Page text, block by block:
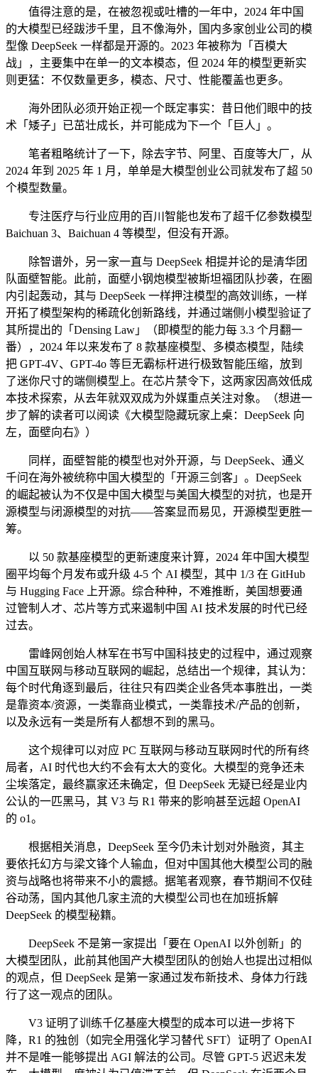
值得注意的是，在被忽视或吐槽的一年中，2024 年中国
的大模型已经跋涉千里，且不像海外，国内多家创业公司的模
型像 DeepSeek 一样都是开源的。2023 年被称为「百模大
战」，主要集中在单一的文本模态，但 2024 年的模型更新实
则更猛：不仅数量更多，模态、尺寸、性能覆盖也更多。
海外团队必须开始正视一个既定事实：昔日他们眼中的技
术「矮子」已茁壮成长，并可能成为下一个「巨人」。
笔者粗略统计了一下，除去字节、阿里、百度等大厂，从
2024 年到 2025 年 1 月，单单是大模型创业公司就发布了超 50
个模型数量。
专注医疗与行业应用的百川智能也发布了超千亿参数模型
Baichuan 3、Baichuan 4 等模型，但没有开源。
除智谱外，另一家一直与 DeepSeek 相提并论的是清华团
队面壁智能。此前，面壁小钢炮模型被斯坦福团队抄袭，在圈
内引起轰动，其与 DeepSeek 一样押注模型的高效训练，一样
开拓了模型架构的稀疏化创新路线，并通过端侧小模型验证了
其所提出的「Densing Law」（即模型的能力每 3.3 个月翻一
番），2024 年以来发布了 8 款基座模型、多模态模型，陆续
把 GPT-4V、GPT-4o 等巨无霸标杆进行极致智能压缩，放到
了迷你尺寸的端侧模型上。在芯片禁令下，这两家因高效低成
本技术探索，从去年就双双成为外媒重点关注对象。（想进一
步了解的读者可以阅读《大模型隐藏玩家上桌：DeepSeek 向
左，面壁向右》）
同样，面壁智能的模型也对外开源，与 DeepSeek、通义
千问在海外被统称中国大模型的「开源三剑客」。DeepSeek
的崛起被认为不仅是中国大模型与美国大模型的对抗，也是开
源模型与闭源模型的对抗——答案显而易见，开源模型更胜一
筹。
以 50 款基座模型的更新速度来计算，2024 年中国大模型
圈平均每个月发布或升级 4-5 个 AI 模型，其中 1/3 在 GitHub
与 Hugging Face 上开源。综合种种，不难推断，美国想要通
过管制人才、芯片等方式来遏制中国 AI 技术发展的时代已经
过去。
雷峰网创始人林军在书写中国科技史的过程中，通过观察
中国互联网与移动互联网的崛起，总结出一个规律，其认为：
每个时代角逐到最后，往往只有四类企业各凭本事胜出，一类
是靠资本/资源，一类靠商业模式，一类靠技术/产品的创新，
以及永远有一类是所有人都想不到的黑马。
这个规律可以对应 PC 互联网与移动互联网时代的所有终
局者，AI 时代也大约不会有太大的变化。大模型的竞争还未
尘埃落定，最终赢家还未确定，但 DeepSeek 无疑已经是业内
公认的一匹黑马，其 V3 与 R1 带来的影响甚至远超 OpenAI
的 o1。
根据相关消息，DeepSeek 至今仍未计划对外融资，其主
要依托幻方与梁文锋个人输血，但对中国其他大模型公司的融
资与战略也将带来不小的震撼。据笔者观察，春节期间不仅硅
谷动荡，国内其他几家主流的大模型公司也在加班拆解
DeepSeek 的模型秘籍。
DeepSeek 不是第一家提出「要在 OpenAI 以外创新」的
大模型团队，此前其他国产大模型团队的创始人也提出过相似
的观点，但 DeepSeek 是第一家通过发布新技术、身体力行践
行了这一观点的团队。
V3 证明了训练千亿基座大模型的成本可以进一步将下
降，R1 的独创（如完全用强化学习替代 SFT）证明了 OpenAI
并不是唯一能够提出 AGI 解法的公司。尽管 GPT-5 迟迟未发